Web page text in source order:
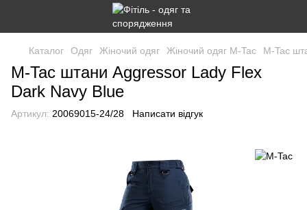
Каталог Одяг Жіночий одяг Жіночий одяг M-Tac M-Tac
M-Tac штани Aggressor Lady Flex
Dark Navy Blue
Артикул: 20069015-24/28 Написати відгук